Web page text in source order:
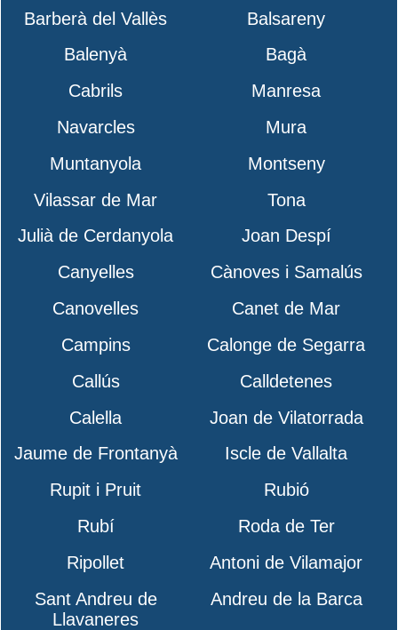
Barberà del Vallès
Balsareny
Balenyà
Bagà
Cabrils
Manresa
Navarcles
Mura
Muntanyola
Montseny
Vilassar de Mar
Tona
Julià de Cerdanyola
Joan Despí
Canyelles
Cànoves i Samalús
Canovelles
Canet de Mar
Campins
Calonge de Segarra
Callús
Calldetenes
Calella
Joan de Vilatorrada
Jaume de Frontanyà
Iscle de Vallalta
Rupit i Pruit
Rubió
Rubí
Roda de Ter
Ripollet
Antoni de Vilamajor
Sant Andreu de
Llavaneres
Andreu de la Barca